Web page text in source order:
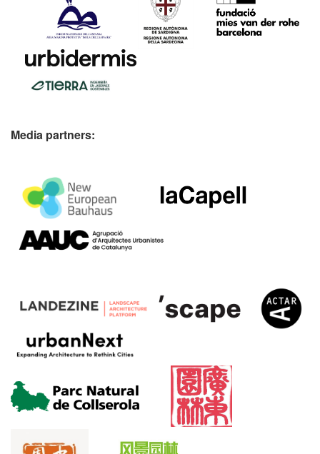
Media partners: